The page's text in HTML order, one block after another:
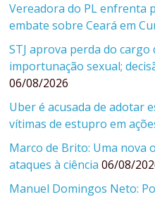
Vereadora do PL enfrenta
embate sobre Ceará em
STJ aprova perda do cargo
importunação sexual;
06/08/2026
Uber é acusada de adotar
vítimas de estupro em
Marco de Brito: Uma nova
ataques à ciência 06/08/
Manuel Domingos Neto: